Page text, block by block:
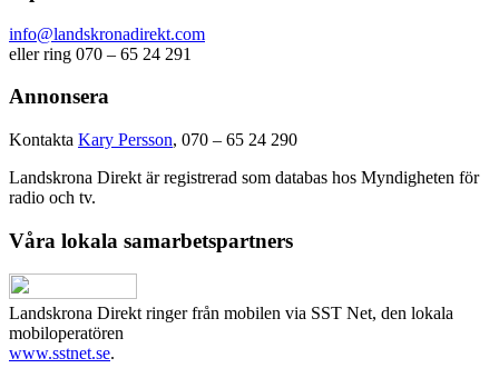
info@landskronadirekt.com
eller ring 070 – 65 24 291
Annonsera
Kontakta Kary Persson, 070 – 65 24 290
Landskrona Direkt är registrerad som databas hos Myndigheten för
radio och tv.
Våra lokala samarbetspartners
Landskrona Direkt ringer från mobilen via SST Net, den lokala
mobiloperatören
www.sstnet.se.